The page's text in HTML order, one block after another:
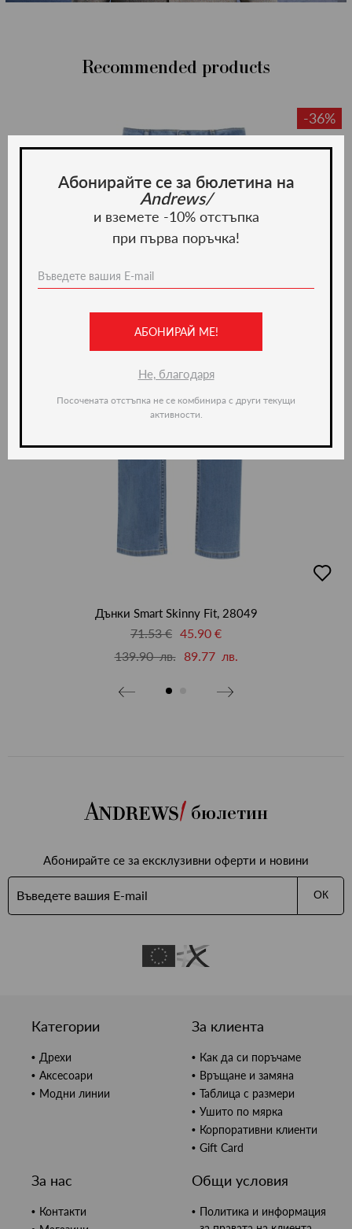
Recommended products
-36%
в
Дънки Smart Skinny Fit, 28049
71.53 € 45.90 €
139.90 лв.
89.77 лв.
бюлетин
Абонирайте се за ексклузивни оферти и новини
ОК
Категории
Дрехи
Аксесоари
Модни линии
За клиента
Как да си поръчаме
Връщане и замяна
Таблица с размери
Ушито по мярка
Корпоративни клиенти
Gift Card
За нас
Контакти
Общи условия
Политика и информация
Абонирайте се за бюлетина на
Andrews/
и вземете -10% отстъпка
при първа поръчка!
АБОНИРАЙ МЕ!
Не, благодаря
Посочената отстъпка не се комбинира с други текущи
активности.